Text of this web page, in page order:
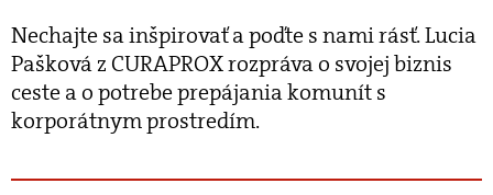
Nechajte sa inšpirovať a poďte s nami rásť. Lucia
Pašková z CURAPROX rozpráva o svojej biznis
ceste a o potrebe prepájania komunít s
korporátnym prostredím.